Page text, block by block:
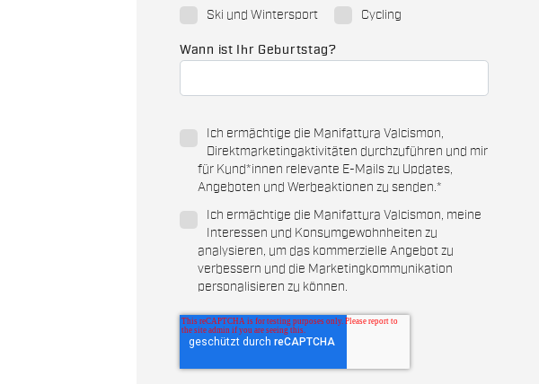
Ski und Wintersport
Cycling
Wann ist Ihr Geburtstag?
Ich ermächtige die Manifattura Valcismon,
Direktmarketingaktivitäten durchzuführen und mir
für Kund*innen relevante E-Mails zu Updates,
Angeboten und Werbeaktionen zu senden.*
Ich ermächtige die Manifattura Valcismon, meine
Interessen und Konsumgewohnheiten zu
analysieren, um das kommerzielle Angebot zu
verbessern und die Marketingkommunikation
personalisieren zu können.